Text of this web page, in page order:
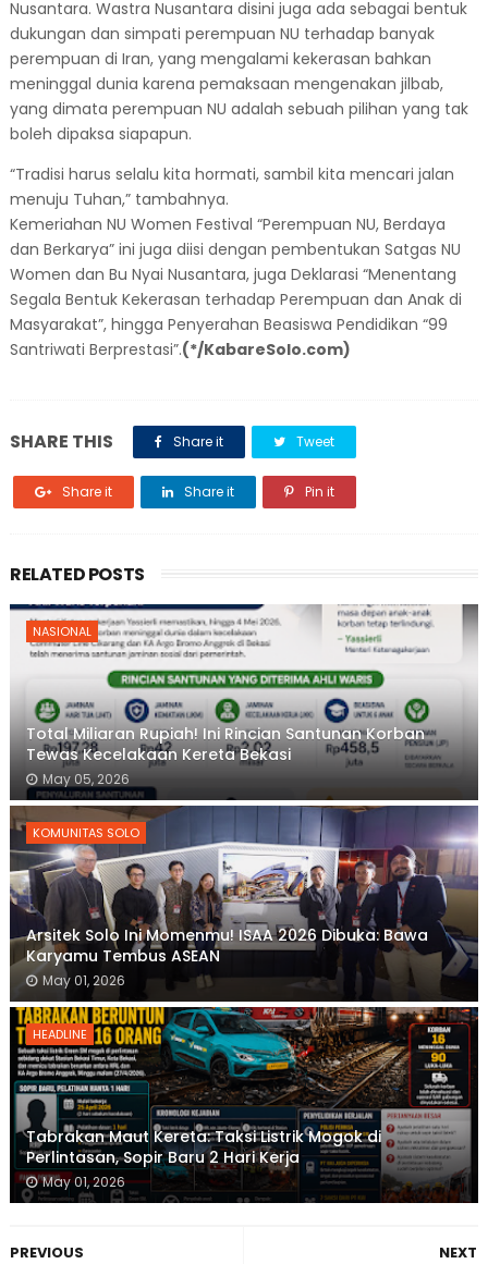
Nusantara. Wastra Nusantara disini juga ada sebagai bentuk
dukungan dan simpati perempuan NU terhadap banyak
perempuan di Iran, yang mengalami kekerasan bahkan
meninggal dunia karena pemaksaan mengenakan jilbab,
yang dimata perempuan NU adalah sebuah pilihan yang tak
boleh dipaksa siapapun.
“Tradisi harus selalu kita hormati, sambil kita mencari jalan
menuju Tuhan,” tambahnya.
Kemeriahan NU Women Festival “Perempuan NU, Berdaya
dan Berkarya” ini juga diisi dengan pembentukan Satgas NU
Women dan Bu Nyai Nusantara, juga Deklarasi “Menentang
Segala Bentuk Kekerasan terhadap Perempuan dan Anak di
Masyarakat”, hingga Penyerahan Beasiswa Pendidikan “99
Santriwati Berprestasi”.(*/KabareSolo.com)
SHARE THIS Share it Tweet
Share it Share it Pin it
RELATED POSTS
NASIONAL
Total Miliaran Rupiah! Ini Rincian Santunan Korban
Tewas Kecelakaan Kereta Bekasi
May 05, 2026
KOMUNITAS SOLO
Arsitek Solo Ini Momenmu! ISAA 2026 Dibuka: Bawa
Karyamu Tembus ASEAN
May 01, 2026
HEADLINE
Tabrakan Maut Kereta: Taksi Listrik Mogok di
Perlintasan, Sopir Baru 2 Hari Kerja
May 01, 2026
NEXT
PREVIOUS